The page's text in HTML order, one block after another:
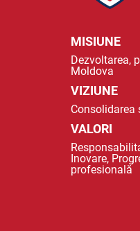
MISIUNE
Dezvoltarea,
Moldova
VIZIUNE
VALORI
Inovare,
profesională